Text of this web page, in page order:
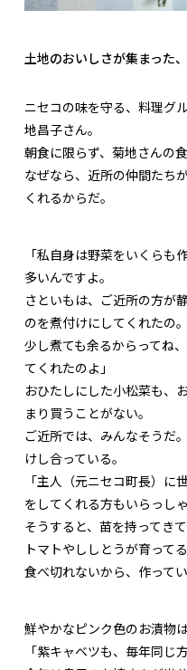
土地のおいしさが集まった
ニセコの味を守る、料理グ
地昌子さん。
朝食に限らず、菊地さんの
なぜなら、近所の仲間たち
くれるからだ。
「私自身は野菜をいくらも
多いんですよ。
さといもは、ご近所の方が
のを煮付けにしてくれたの。
少し煮ても余るからってね
てくれたのよ」
おひたしにした小松菜も、
まり買うことがない。
ご近所では、みんなそうだ
けし合っている。
「主人（元ニセコ町長）に
をしてくれる方もいらっしゃ
そうすると、苗を持ってき
トマトやししとうが育ってる
食べ切れないから、作って
鮮やかなピンク色のお漬物
「紫キャベツも、毎年同じ